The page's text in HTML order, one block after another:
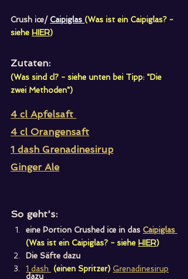
Crush ice/ Caipiglas (Was ist ein Caipiglas? -
siehe HIER)
Zutaten:
(Was sind cl? - siehe unten bei Tipp: "Die
zwei Methoden")
4 cl Apfelsaft
4 cl Orangensaft
1 dash Grenadinesirup
Ginger Ale
So geht's:
eine Portion Crushed ice in das Caipiglas
(Was ist ein Caipiglas? - siehe HIER)
Die Säfte dazu
1 dash (einen Spritzer) Grenadinesirup
dazu